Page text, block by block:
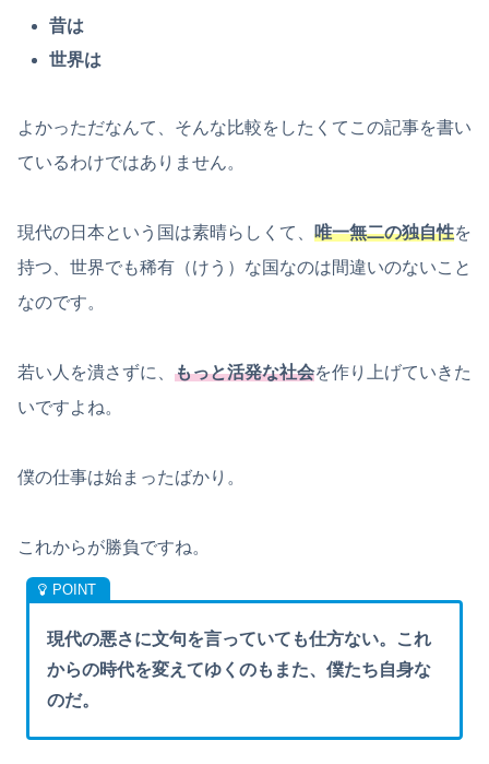
昔は
世界は
よかっただなんて、そんな比較をしたくてこの記事を書い
ているわけではありません。
現代の日本という国は素晴らしくて、 唯一無二の独自性を
持つ、世界でも稀有（けう）な国なのは間違いのないこと
なのです。
若い人を潰さずに、 もっと活発な社会を作り上げていきた
いですよね。
僕の仕事は始まったばかり。
これからが勝負ですね。
現代の悪さに文句を言っていても仕方ない。これ
からの時代を変えてゆくのもまた、僕たち自身な
のだ。